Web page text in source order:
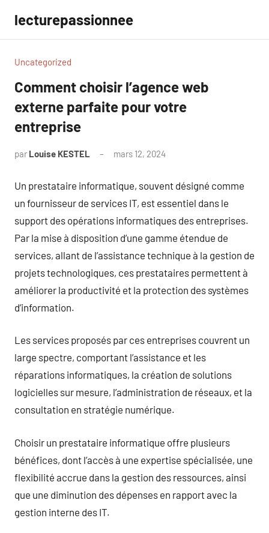
contenu
lecturepassionnee
Uncategorized
Comment choisir l’agence web
externe parfaite pour votre
entreprise
par Louise KESTEL mars 12, 2024
Un prestataire informatique, souvent désigné comme
un fournisseur de services IT, est essentiel dans le
support des opérations informatiques des entreprises.
Par la mise à disposition d’une gamme étendue de
services, allant de l’assistance technique à la gestion de
projets technologiques, ces prestataires permettent à
améliorer la productivité et la protection des systèmes
d’information.
Les services proposés par ces entreprises couvrent un
large spectre, comportant l’assistance et les
réparations informatiques, la création de solutions
logicielles sur mesure, l’administration de réseaux, et la
consultation en stratégie numérique.
Choisir un prestataire informatique offre plusieurs
bénéfices, dont l’accès à une expertise spécialisée, une
flexibilité accrue dans la gestion des ressources, ainsi
que une diminution des dépenses en rapport avec la
gestion interne des IT.